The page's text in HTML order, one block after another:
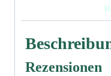
Rezensionen